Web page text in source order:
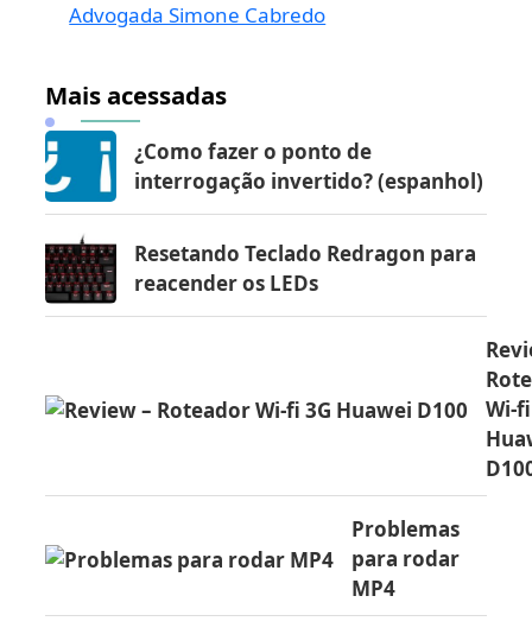
Advogada Simone Cabredo
Mais acessadas
¿Como fazer o ponto de
interrogação invertido? (espanhol)
Resetando Teclado Redragon para
reacender os LEDs
Wi-
Problemas
para rodar
MP4